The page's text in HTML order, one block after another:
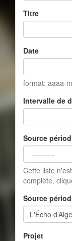
Titre
Date
format: aaaa-
Intervalle de
Source
Cette liste
complète,
Source
Projet